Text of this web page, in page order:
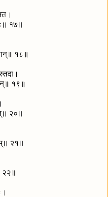
१७॥
१८॥
१९॥
२०॥
२१॥
२२॥